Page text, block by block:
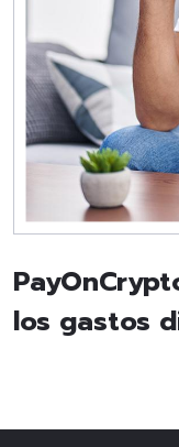
los gastos